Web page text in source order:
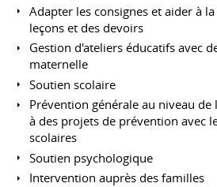
Adapter les consignes et aider à
leçons et des devoirs
Gestion d'ateliers éducatifs avec
maternelle
Soutien scolaire
Prévention générale au niveau
à des projets de prévention avec
scolaires
Soutien psychologique
Intervention auprès des familles